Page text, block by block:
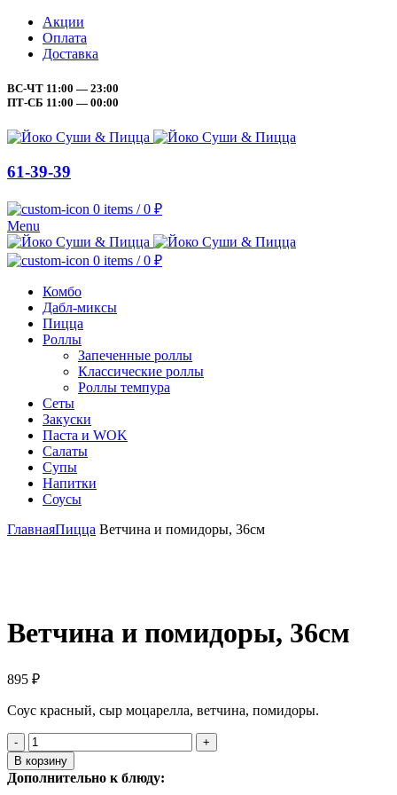
Акции
Оплата
Доставка
ВС-ЧТ 11:00 — 23:00
ПТ-СБ 11:00 — 00:00
61-39-39
0 items / 0 ₽
Menu
0 items / 0 ₽
Комбо
Дабл-миксы
Пицца
Роллы
Запеченные роллы
Классические роллы
Роллы темпура
Сеты
Закуски
Паста и WOK
Салаты
Супы
Напитки
Соусы
ГлавнаяПицца Ветчина и помидоры, 36см
Ветчина и помидоры, 36см
895 ₽
Соус красный, сыр моцарелла, ветчина, помидоры.
Количество
товара
Ветчина
и
В корзину
Дополнительно к блюду: